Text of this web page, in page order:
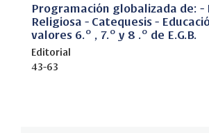
Programación globalizada de: -
Religiosa - Catequesis -
valores 6.º , 7.º y 8 .º de E.G.B.
Editorial
43-63